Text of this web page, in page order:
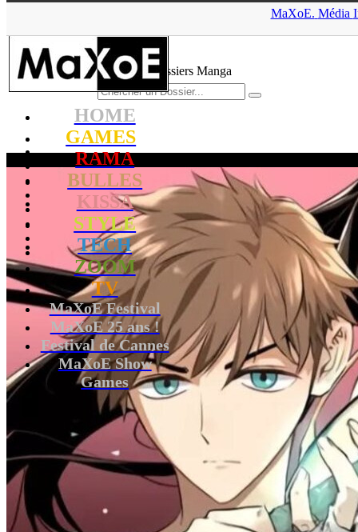
MaXoE. Média
HOME
GAMES
RAMA
BULLES
KISSA
STYLE
TECH
ZOOM
TV
MaXoE Festival
MaXoE 25 ans !
Festival de Cannes
MaXoE Show
Games
Nos Dossiers Manga